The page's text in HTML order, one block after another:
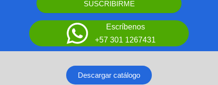
SUSCRIBIRME
Escríbenos
+57 301 1267431
Descargar catálogo